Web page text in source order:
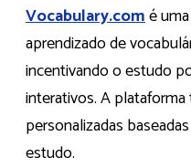
Vocabulary.comé
aprendizado de
incentivando o estudo
interativos. A
personalizadas
estudo.